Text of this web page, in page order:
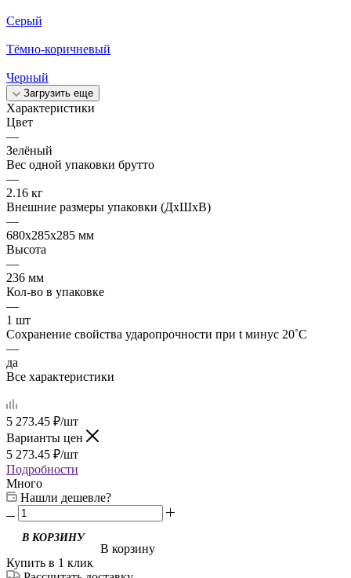
Серый
Тёмно-коричневый
Черный
Загрузить еще
Характеристики
Цвет
—
Зелёный
Вес одной упаковки брутто
—
2.16 кг
Внешние размеры упаковки (ДхШхВ)
—
680х285х285 мм
Высота
—
236 мм
Кол-во в упаковке
—
1 шт
Сохранение свойства ударопрочности при t минус 20˚C
—
да
Все характеристики
5 273.45 ₽/шт
Варианты цен
5 273.45 ₽/шт
Подробности
Много
Нашли дешевле?
В корзину
Купить в 1 клик